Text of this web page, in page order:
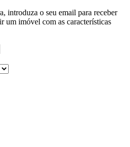
introduza o seu email para receber
um imóvel com as características